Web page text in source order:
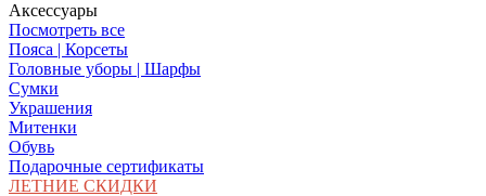
Аксессуары
Посмотреть все
Пояса | Корсеты
Головные уборы | Шарфы
Сумки
Украшения
Митенки
Обувь
Подарочные сертификаты
ЛЕТНИЕ СКИДКИ